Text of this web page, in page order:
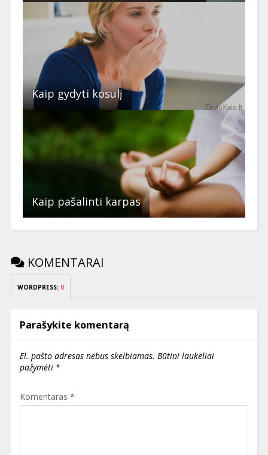
Kaip gydyti kosulį
Kaip pašalinti karpas
KOMENTARAI
WORDPRESS: 0
Parašykite komentarą
El. pašto adresas nebus skelbiamas. Būtini laukeliai
pažymėti *
Komentaras *